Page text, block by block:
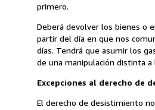
primero.
Deberá devolver los bienes o
partir del día en que nos
días. Tendrá que asumir los
de una manipulación distinta
Excepciones al derecho de
El derecho de desistimiento